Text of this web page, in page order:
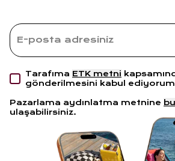
Tarafıma ETK metni
gönderilmesini kabul
Pazarlama aydınlatma metnine
ulaşabilirsiniz.